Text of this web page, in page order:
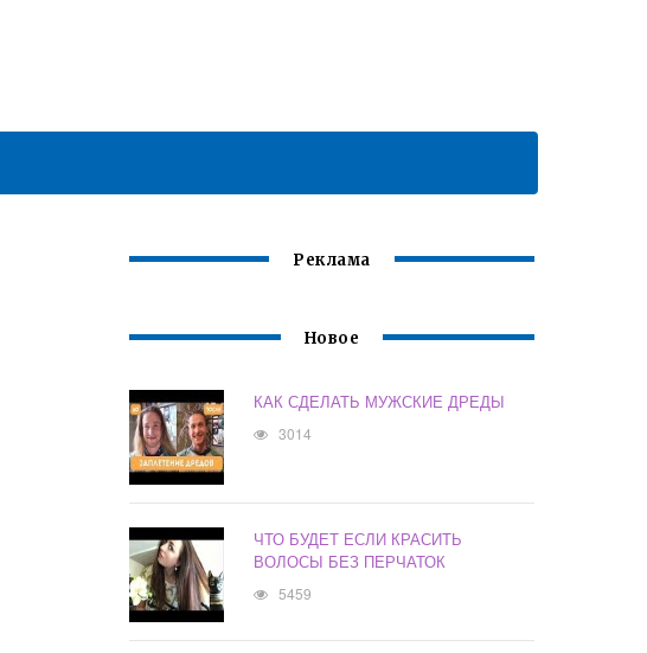
Реклама
Новое
КАК СДЕЛАТЬ МУЖСКИЕ ДРЕДЫ
3014
ЧТО БУДЕТ ЕСЛИ КРАСИТЬ
ВОЛОСЫ БЕЗ ПЕРЧАТОК
5459